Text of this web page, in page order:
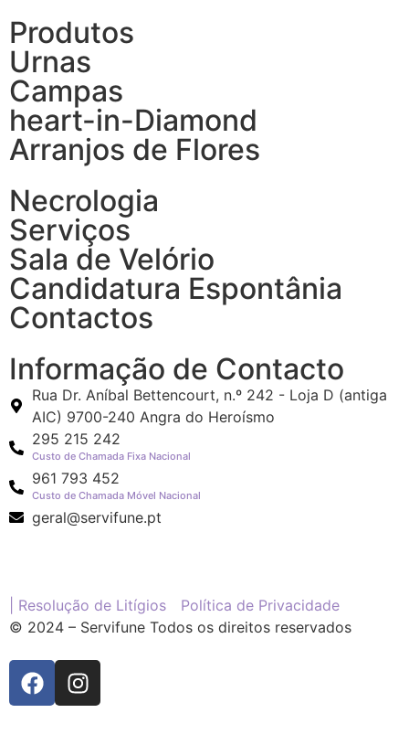
Produtos
Urnas
Campas
heart-in-Diamond
Arranjos de Flores
Necrologia
Serviços
Sala de Velório
Candidatura Espontânia
Contactos
Informação de Contacto
Rua Dr. Aníbal Bettencourt, n.º 242 - Loja D (antiga
AIC) 9700-240 Angra do Heroísmo
295 215 242
Custo de Chamada Fixa Nacional
961 793 452
Custo de Chamada Móvel Nacional
geral@servifune.pt
| Resolução de Litígios
Política de Privacidade
© 2024 – Servifune Todos os direitos reservados